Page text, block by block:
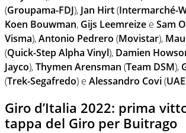
(Groupama-FDJ), Jan Hirt(Intermarché-
Koen Bouwman, Gijs Leemreize e Sam
Visma),Antonio Pedrero (Movistar),
(Quick-Step Alpha Vinyl), Damien
Jayco),Thymen Arensman (Team DSM),
(Trek-Segafredo) e Alessandro Covi(
Giro d’Italia 2022: prima
tappa del Giro per Buitrago